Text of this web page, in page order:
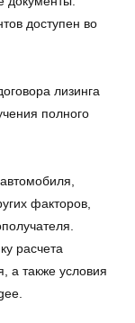
доступен во
лизинга
полного
факторов,
расчета
а также условия